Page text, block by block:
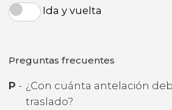
Ida y vuelta
Preguntas frecuentes
P - ¿Con cuánta antelación
traslado?